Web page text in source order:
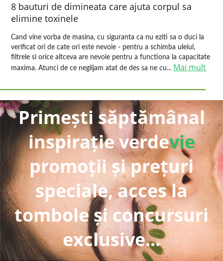
8 bauturi de dimineata care ajuta corpul sa
elimine toxinele
Cand vine vorba de masina, cu siguranta ca nu eziti sa o duci la
verificat ori de cate ori este nevoie - pentru a schimba uleiul,
filtrele si orice altceva are nevoie pentru a functiona la capacitate
maxima. Atunci de ce neglijam atat de des sa ne cu... Mai mult
Primești săptămânal
inspirație verdevie
promoții și prețuri
speciale, acces la
tombole și concursuri
exclusive...